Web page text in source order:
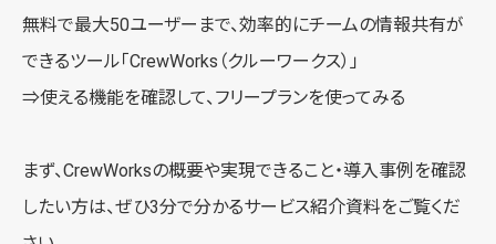
無料で最大50ユーザーまで、効率的にチームの情報共有が
できるツール「CrewWorks（クルーワークス） 」
⇒使える機能を確認して、フリープランを使ってみる
まず、CrewWorksの概要や実現できること・導入事例を確認
したい方は、ぜひ3分で分かるサービス紹介資料をご覧くだ